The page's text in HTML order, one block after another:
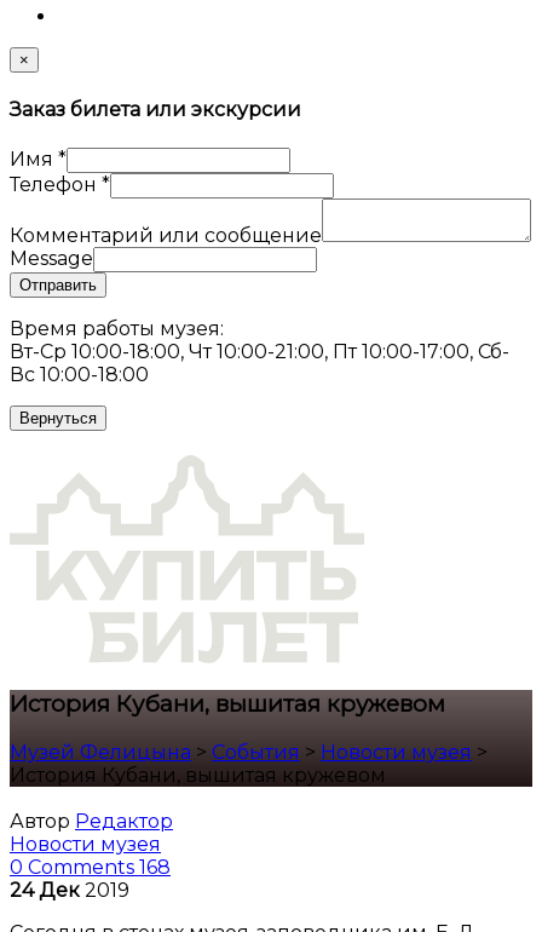
×
Заказ билета или экскурсии
Имя *
Телефон *
Комментарий или сообщение
Message
Отправить
Время работы музея:
Вт-Ср 10:00-18:00, Чт 10:00-21:00, Пт 10:00-17:00, Сб-
Вс 10:00-18:00
Вернуться
История Кубани, вышитая кружевом
Музей Фелицына > События > Новости музея >
История Кубани, вышитая кружевом
Автор Редактор
Новости музея
0 Comments 168
24 Дек 2019